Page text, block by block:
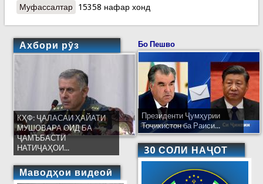
Муфассалтаро Нигаронии сарвари Кореяи Шимолӣ аз
15358 нафар хонд
Ахбори рӯз
КҲФ: ҶАЛАСАИ ҲАЙАТИ
МУШОВАРА ОИД БА
ҶАМЪБАСТИ
НАТИҶАҲОИ...
Маводҳои видеоӣ
Бо Пешво
Президенти Ҷумҳурии
Тоҷикистон ба Раиси...
30 СОЛИ НАҶОТ